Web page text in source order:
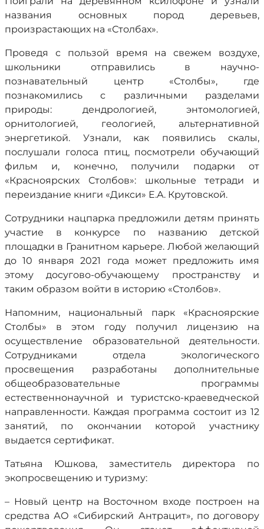
названия основных пород деревьев,
произрастающих на «Столбах».
Проведя с пользой время на свежем воздухе,
школьники отправились в научно-
познавательный центр «Столбы», где
познакомились с различными разделами
природы: дендрологией, энтомологией,
орнитологией, геологией, альтернативной
энергетикой. Узнали, как появились скалы,
послушали голоса птиц, посмотрели обучающий
фильм и, конечно, получили подарки от
«Красноярских Столбов»: школьные тетради и
переиздание книги «Дикси» Е.А. Крутовской.
Сотрудники нацпарка предложили детям принять
участие в конкурсе по названию детской
площадки в Гранитном карьере. Любой желающий
до 10 января 2021 года может предложить имя
этому досугово-обучающему пространству и
таким образом войти в историю «Столбов».
Напомним, национальный парк «Красноярские
Столбы» в этом году получил лицензию на
осуществление образовательной деятельности.
Сотрудниками отдела экологического
просвещения разработаны дополнительные
общеобразовательные программы
естественнонаучной и туристско-краеведческой
направленности. Каждая программа состоит из 12
занятий, по окончании которой участнику
выдается сертификат.
Татьяна Юшкова, заместитель директора по
экопросвещению и туризму:
– Новый центр на Восточном входе построен на
средства АО «Сибирский Антрацит», по договору